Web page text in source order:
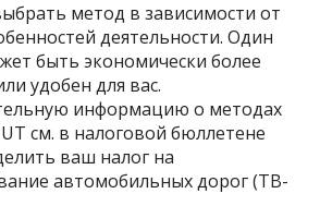
метод в зависимости от
деятельности. Один
быть экономически более
удобен для вас.
информацию о методах
см. в налоговой бюллетене
ваш налог на
автомобильных дорог (TB-